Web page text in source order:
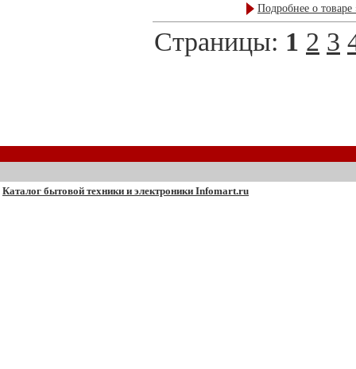
Подробнее о товаре
Страницы: 1 2 3
Каталог бытовой техники и электроники Infomart.ru